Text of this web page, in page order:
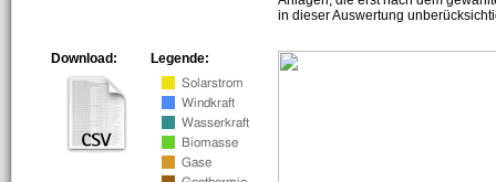
in dieser Auswertung
Legende:
Download: